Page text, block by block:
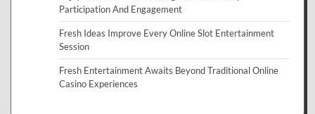
Participation And Engagement
Fresh Ideas Improve Every Online Slot Entertainment
Session
Fresh Entertainment Awaits Beyond Traditional Online
Casino Experiences